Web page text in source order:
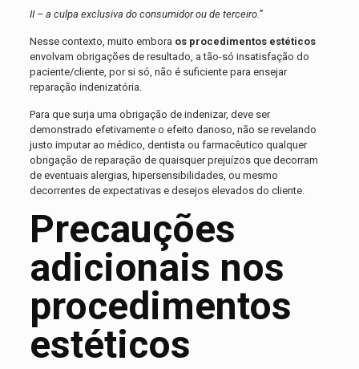
II – a culpa exclusiva do consumidor ou de terceiro.”
Nesse contexto, muito embora os procedimentos estéticos
envolvam obrigações de resultado, a tão-só insatisfação do
paciente/cliente, por si só, não é suficiente para ensejar
reparação indenizatória.
Para que surja uma obrigação de indenizar, deve ser
demonstrado efetivamente o efeito danoso, não se revelando
justo imputar ao médico, dentista ou farmacêutico qualquer
obrigação de reparação de quaisquer prejuízos que decorram
de eventuais alergias, hipersensibilidades, ou mesmo
decorrentes de expectativas e desejos elevados do cliente.
Precauções
adicionais nos
procedimentos
estéticos